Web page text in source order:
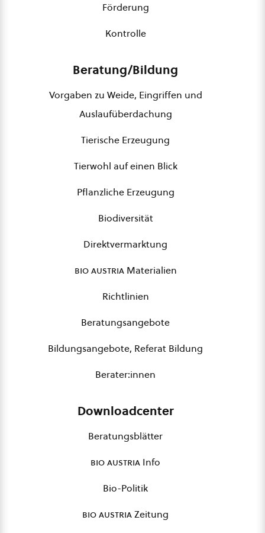
Förderung
Kontrolle
Beratung/Bildung
Vorgaben zu Weide, Eingriffen und
Auslaufüberdachung
Tierische Erzeugung
Tierwohl auf einen Blick
Pflanzliche Erzeugung
Biodiversität
Direktvermarktung
bio austriaMaterialien
Richtlinien
Beratungsangebote
Bildungsangebote, Referat Bildung
Berater:innen
Downloadcenter
Beratungsblätter
bio austria Info
Bio-Politik
bio austriaZeitung